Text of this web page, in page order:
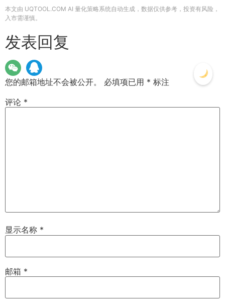
本文由 UQTOOL.COM AI 量化策略系统自动生成，数据仅供参考，投资有风险，
入市需谨慎。
发表回复
您的邮箱地址不会被公开。 必填项已用 * 标注
评论 *
显示名称 *
邮箱 *